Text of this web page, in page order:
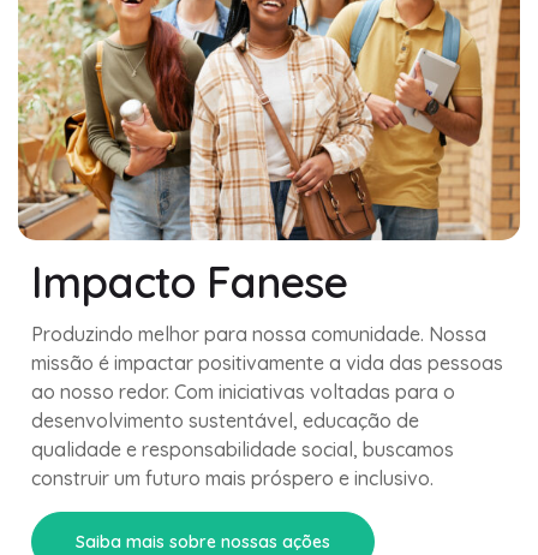
Impacto Fanese
Produzindo melhor para nossa comunidade. Nossa
missão é impactar positivamente a vida das pessoas
ao nosso redor. Com iniciativas voltadas para o
desenvolvimento sustentável, educação de
qualidade e responsabilidade social, buscamos
construir um futuro mais próspero e inclusivo.
Saiba mais sobre nossas ações